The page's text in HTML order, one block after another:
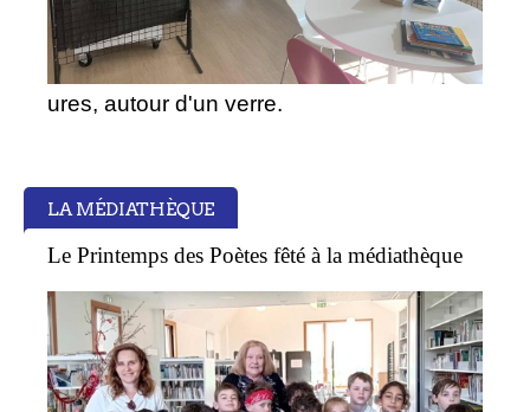
ures, autour d'un verre.
LA MÉDIATHÈQUE
Le Printemps des Poètes fêté à la médiathèque